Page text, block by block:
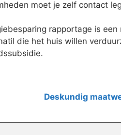
moet je zelf contact
rapportage is een
die het huis willen
Deskundig